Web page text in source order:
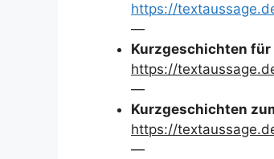
https://
—
Kurzgeschichten für
https://
—
Kurzgeschichten
https://
—